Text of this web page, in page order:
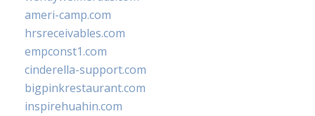
ameri-camp.com
hrsreceivables.com
empconst1.com
cinderella-support.com
bigpinkrestaurant.com
inspirehuahin.com